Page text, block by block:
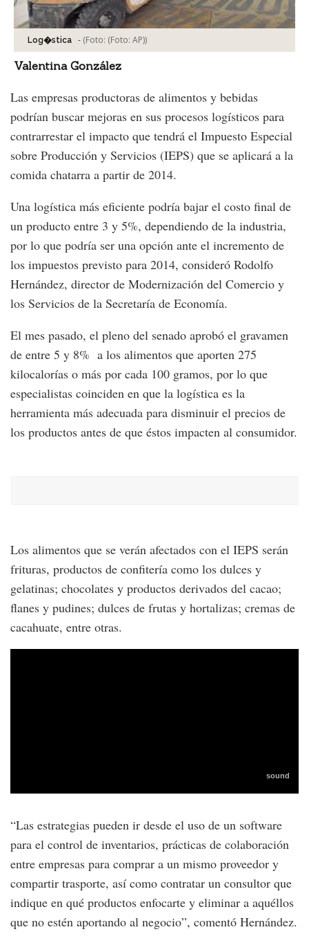
Log�stica - (Foto: (Foto: AP))
Valentina González
Las empresas productoras de alimentos y bebidas
podrían buscar mejoras en sus procesos logísticos para
contrarrestar el impacto que tendrá el Impuesto Especial
sobre Producción y Servicios (IEPS) que se aplicará a la
comida chatarra a partir de 2014.
Una logística más eficiente podría bajar el costo final de
un producto entre 3 y 5%, dependiendo de la industria,
por lo que podría ser una opción ante el incremento de
los impuestos previsto para 2014, consideró Rodolfo
Hernández, director de Modernización del Comercio y
los Servicios de la Secretaría de Economía.
El mes pasado, el pleno del senado aprobó el gravamen
de entre 5 y 8% a los alimentos que aporten 275
kilocalorías o más por cada 100 gramos, por lo que
especialistas coinciden en que la logística es la
herramienta más adecuada para disminuir el precios de
los productos antes de que éstos impacten al consumidor.
Los alimentos que se verán afectados con el IEPS serán
frituras, productos de confitería como los dulces y
gelatinas; chocolates y productos derivados del cacao;
flanes y pudines; dulces de frutas y hortalizas; cremas de
cacahuate, entre otras.
“Las estrategias pueden ir desde el uso de un software
para el control de inventarios, prácticas de colaboración
entre empresas para comprar a un mismo proveedor y
compartir trasporte, así como contratar un consultor que
indique en qué productos enfocarte y eliminar a aquéllos
que no estén aportando al negocio”, comentó Hernández.